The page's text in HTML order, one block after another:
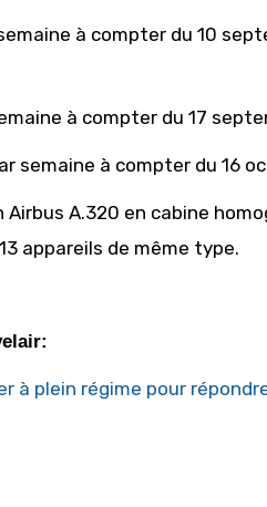
à compter du 10
à compter du 17
semaine à compter du 16
A.320 en cabine
appareils de même type.
à plein régime pour